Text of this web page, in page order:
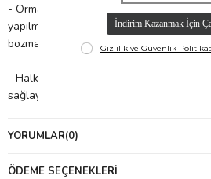
- Ormanlara yönelik yapılan her türlü
yapılmasında, bulunduğu ekosistemi ve
bozmayacak derecede olması,
- Halkın uzun süreçte orman ve orman
sağlayacağı, fakat bu ürünlerin
bulunacağı sistemlerin kurulmasıdır.
YORUMLAR(0)
ÖDEME SEÇENEKLERI